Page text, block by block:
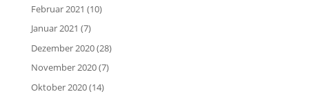
Februar 2021 (10)
Januar 2021 (7)
Dezember 2020(28)
November 2020(7)
Oktober 2020(14)